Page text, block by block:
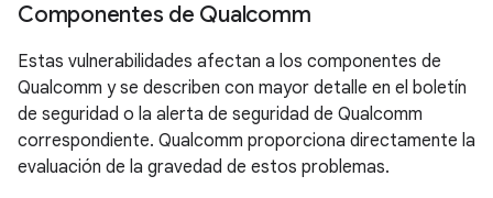
Componentes de Qualcomm
Estas vulnerabilidades afectan a los componentes de
Qualcomm y se describen con mayor detalle en el boletín
de seguridad o la alerta de seguridad de Qualcomm
correspondiente. Qualcomm proporciona directamente la
evaluación de la gravedad de estos problemas.